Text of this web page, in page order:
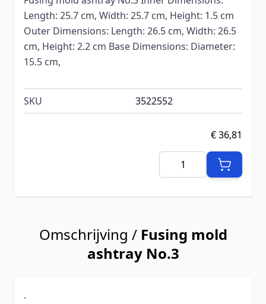
Length: 25.7 cm, Width: 25.7 cm, Height: 1.5 cm
Outer Dimensions: Length: 26.5 cm, Width: 26.5
cm, Height: 2.2 cm Base Dimensions: Diameter:
15.5 cm,
SKU 3522552
€ 36,81
Aantal
Omschrijving / Fusing mold
ashtray No.3
.